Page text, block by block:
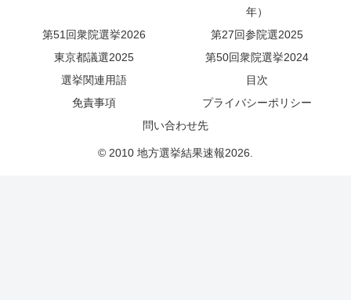
年）
第51回衆院選挙2026
第27回参院選2025
東京都議選2025
第50回衆院選挙2024
選挙関連用語
目次
免責事項
プライバシーポリシー
問い合わせ先
© 2010 地方選挙結果速報2026.